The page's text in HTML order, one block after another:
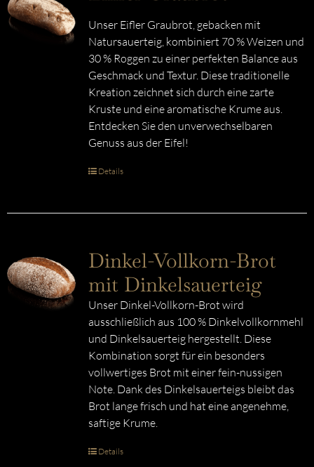
Unser Eifler Graubrot, gebacken mit
Natursauerteig, kombiniert 70 % Weizen und
30 % Roggen zu einer perfekten Balance aus
Geschmack und Textur. Diese traditionelle
Kreation zeichnet sich durch eine zarte
Kruste und eine aromatische Krume aus.
Entdecken Sie den unverwechselbaren
Genuss aus der Eifel!
Details
Dinkel-Vollkorn-Brot
mit Dinkelsauerteig
Unser Dinkel-Vollkorn-Brot wird
ausschließlich aus 100 % Dinkelvollkornmehl
und Dinkelsauerteig hergestellt. Diese
Kombination sorgt für ein besonders
vollwertiges Brot mit einer fein-nussigen
Note. Dank des Dinkelsauerteigs bleibt das
Brot lange frisch und hat eine angenehme,
saftige Krume.
Details